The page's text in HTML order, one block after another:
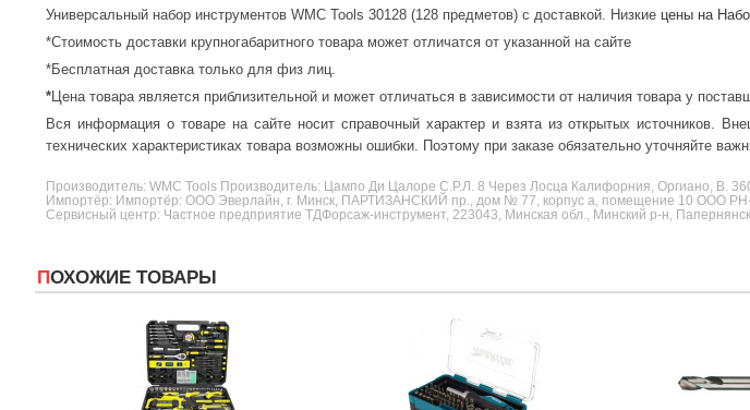
Универсальный набор инструментов WMC Tools 30128 (128 предметов) с доставкой. Низкие цены на
*Стоимость доставки крупногабаритного товара может отличатся от указанной на сайте
*Бесплатная доставка только для физ лиц.
*Цена товара является приблизительной и может отличаться в зависимости от наличия товара у
Вся информация о товаре на сайте носит справочный характер и взята из открытых источников.
технических характеристиках товара возможны ошибки. Поэтому при заказе обязательно уточняйте
Производитель: WMC Tools Производитель: Цампо Ди Цалоре С.Р.Л. 8 Через Лосца Калифорния, Оргиано, В.
Импортёр: Импортёр: ООО Эверлайн, г. Минск, ПАРТИЗАНСКИЙ пр., дом № 77, корпус а, помещение 10 ООО
Сервисный центр: Частное предприятие ТДФорсаж-инструмент, 223043, Минская обл., Минский р-н,
ПОХОЖИЕ ТОВАРЫ